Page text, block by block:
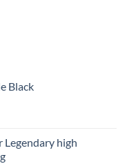
Black
Legendary high